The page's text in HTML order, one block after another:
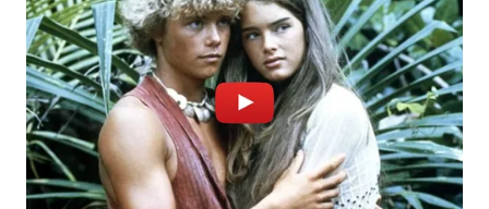
WAHANANEWS
NET
WAHANA
SPORT
WAHANA